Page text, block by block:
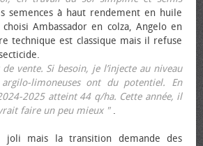
semences à haut rendement en huile
Ambassador en colza, Angelo en
technique est classique mais il refuse
de vente. Si besoin, je l’injecte au niveau
limoneuses ont du potentiel. En
2025 atteint 44 q/ha. Cette année, il
faire un peu mieux ".
joli mais la transition demande des